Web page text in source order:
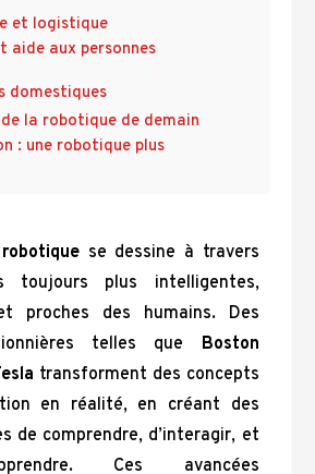
et logistique
aide aux personnes
domestiques
la robotique de demain
: une robotique plus
robotique se dessine à travers
toujours plus intelligentes,
proches des humains. Des
telles que Boston
transforment des concepts
en réalité, en créant des
de comprendre, d’interagir, et
Ces avancées